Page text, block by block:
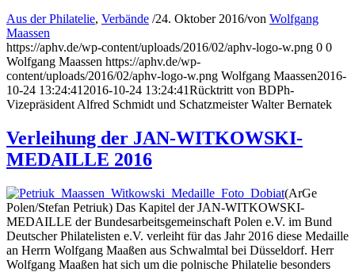
Aus der Philatelie, Verbände /24. Oktober 2016/von Wolfgang
Maassen
https://aphv.de/wp-content/uploads/2016/02/aphv-logo-w.png 0 0
Wolfgang Maassen https://aphv.de/wp-
content/uploads/2016/02/aphv-logo-w.png Wolfgang Maassen2016-
10-24 13:24:41 2016-10-24 13:24:41Rücktritt von BDPh-
Vizepräsident Alfred Schmidt und Schatzmeister Walter Bernatek
Verleihung der JAN-WITKOWSKI-
MEDAILLE 2016
(ArGe
Polen/Stefan Petriuk) Das Kapitel der JAN-WITKOWSKI-
MEDAILLE der Bundesarbeitsgemeinschaft Polen e.V. im Bund
Deutscher Philatelisten e.V. verleiht für das Jahr 2016 diese Medaille
an Herrn Wolfgang Maaßen aus Schwalmtal bei Düsseldorf. Herr
Wolfgang Maaßen hat sich um die polnische Philatelie besonders